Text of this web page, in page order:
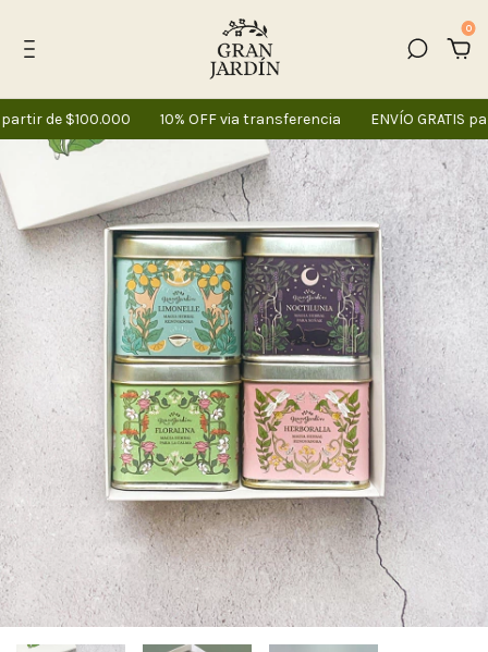
0
de $100.000 10% OFF via transferencia ENVÍO GRATIS